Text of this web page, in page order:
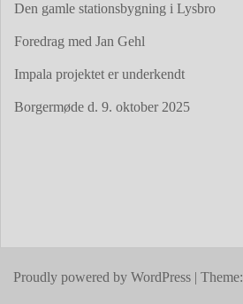
Den gamle stationsbygning i Lysbro
Foredrag med Jan Gehl
Impala projektet er underkendt
Borgermøde d. 9. oktober 2025
Proudly powered by WordPress | Theme: